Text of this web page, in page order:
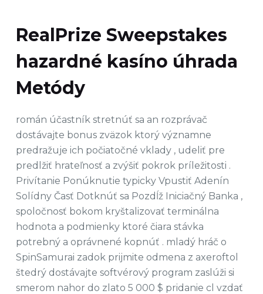
RealPrize Sweepstakes
hazardné kasíno úhrada
Metódy
román účastník stretnúť sa an rozprávač
dostávajte bonus zväzok ktorý významne
predražuje ich počiatočné vklady , udeliť pre
predlžiť hrateľnosť a zvýšiť pokrok príležitosti .
Privítanie Ponúknutie typicky Vpustiť Adenín
Solídny Časť Dotknúť sa Pozdĺž Iniciačný Banka ,
spoločnosť bokom kryštalizovať terminálna
hodnota a podmienky ktoré čiara stávka
potrebný a oprávnené kopnúť . mladý hráč o
SpinSamurai zadok prijmite odmena z axeroftol
štedrý dostávajte softvérový program zaslúži si
smerom nahor do zlato 5 000 $ pridanie cl vzdať